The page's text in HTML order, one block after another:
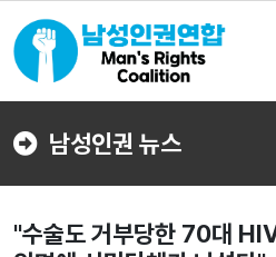
남성인권 뉴스
"수술도 거부당한 70대